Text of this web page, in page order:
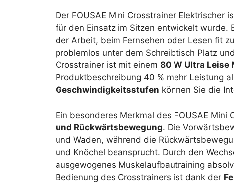
Der FOUSAE Mini Crosstrainer Elektrischer
für den Einsatz im Sitzen entwickelt wurde.
der Arbeit, beim Fernsehen oder Lesen fit
problemlos unter dem Schreibtisch Platz
Crosstrainer ist mit einem 80 W Ultra Leise
Produktbeschreibung 40 % mehr Leistung
Geschwindigkeitsstufen können Sie die
Ein besonderes Merkmal des FOUSAE
und Rückwärtsbewegung. Die
und Waden, während die
und Knöchel beansprucht. Durch den
ausgewogenes Muskelaufbautraining
Bedienung des Crosstrainers ist dank der